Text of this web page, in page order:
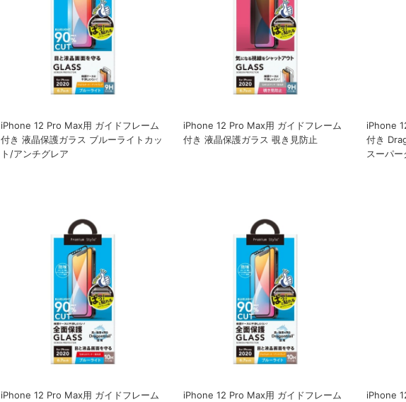
iPhone 12 Pro Max用 ガイドフレーム
付き 液晶保護ガラス ブルーライトカッ
ト/アンチグレア
iPhone 12 Pro Max用 ガイドフレーム
付き 液晶保護ガラス 覗き見防止
iPhone
付き
スーパー
iPhone 12 Pro Max用 ガイドフレーム
iPhone 12 Pro Max用 ガイドフレーム
iPhone